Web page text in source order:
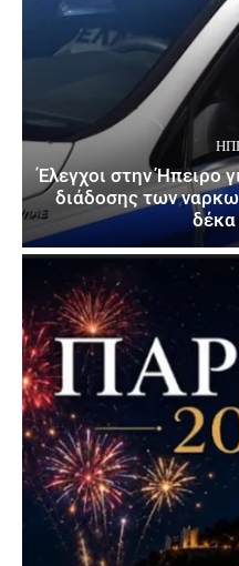
Έλεγχοι στην Ήπειρο
διάδοσης των